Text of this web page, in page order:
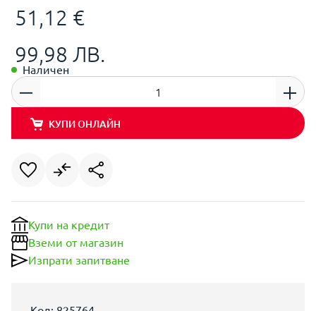
51,12 €
99,98 ЛВ.
Наличен
КУПИ ОНЛАЙН
Купи на кредит
Вземи от магазин
Изпрати запитване